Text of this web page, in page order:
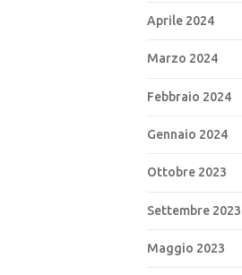
Aprile 2024
Marzo 2024
Febbraio 2024
Gennaio 2024
Ottobre 2023
Settembre 2023
Maggio 2023